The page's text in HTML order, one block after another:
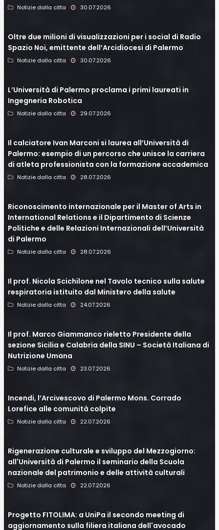
Notizie dalla citta 30.07.2026
Oltre due milioni di visualizzazioni per i social di Radio
Spazio Noi, emittente dell’Arcidiocesi di Palermo
Notizie dalla citta 30.07.2026
L’Università di Palermo proclama i primi laureati in
Ingegneria Robotica
Notizie dalla citta 29.07.2026
Il calciatore Ivan Marconi si laurea all’Università di
Palermo: esempio di un percorso che unisce la carriera
di atleta professionista con la formazione accademica
Notizie dalla citta 28.07.2026
Riconoscimento internazionale per il Master of Arts in
International Relations e il Dipartimento di Scienze
Politiche e delle Relazioni Internazionali dell’Università
di Palermo
Notizie dalla citta 28.07.2026
Il prof. Nicola Scichilone nel Tavolo tecnico sulla salute
respiratoria istituito dal Ministero della salute
Notizie dalla citta 24.07.2026
Il prof. Marco Giammanco rieletto Presidente della
sezione Sicilia e Calabria della SINU – Società Italiana di
Nutrizione Umana
Notizie dalla citta 23.07.2026
Incendi, l’Arcivescovo di Palermo Mons. Corrado
Lorefice alle comunità colpite
Notizie dalla citta 22.07.2026
Rigenerazione culturale e sviluppo del Mezzogiorno:
all'Università di Palermo il seminario della Scuola
nazionale del patrimonio e delle attività culturali
Notizie dalla citta 22.07.2026
Progetto FITOLIMA: a UniPa il secondo meeting di
aggiornamento sulla filiera italiana dell'avocado